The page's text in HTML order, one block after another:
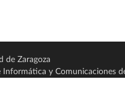
de Zaragoza
y Comunicaciones